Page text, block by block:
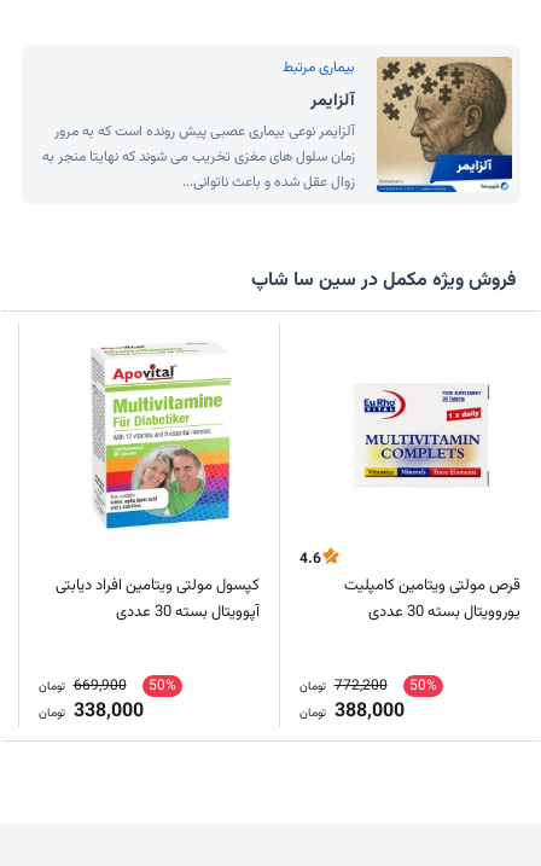
بیماری مرتبط
آلزایمر
آلزایمر نوعی بیماری عصبی پیش رونده است که به مرور
زمان سلول های مغزی تخریب می شوند که نهایتا منجر به
زوال عقل شده و باعث ناتوانی...
فروش ویژه مکمل در سین سا شاپ
4.6
قرص مولتی ویتامین کامپلیت
یوروویتال بسته 30 عددی
50%
772,200 تومان
388,000 تومان
کپسول مولتی ویتامین افراد دیابتی
آپوویتال بسته 30 عددی
50%
669,900 تومان
338,000 تومان